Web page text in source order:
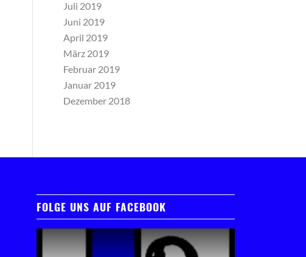
Juli 2019
Juni 2019
April 2019
März 2019
Februar 2019
Januar 2019
Dezember 2018
FOLGE UNS AUF FACEBOOK